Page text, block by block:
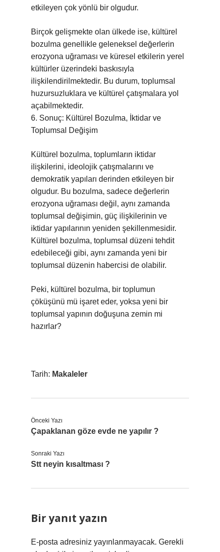
etkileyen çok yönlü bir olgudur.
Birçok gelişmekte olan ülkede ise, kültürel
bozulma genellikle geleneksel değerlerin
erozyona uğraması ve küresel etkilerin yerel
kültürler üzerindeki baskısıyla
ilişkilendirilmektedir. Bu durum, toplumsal
huzursuzluklara ve kültürel çatışmalara yol
açabilmektedir.
6. Sonuç: Kültürel Bozulma, İktidar ve
Toplumsal Değişim
Kültürel bozulma, toplumların iktidar
ilişkilerini, ideolojik çatışmalarını ve
demokratik yapıları derinden etkileyen bir
olgudur. Bu bozulma, sadece değerlerin
erozyona uğraması değil, aynı zamanda
toplumsal değişimin, güç ilişkilerinin ve
iktidar yapılarının yeniden şekillenmesidir.
Kültürel bozulma, toplumsal düzeni tehdit
edebileceği gibi, aynı zamanda yeni bir
toplumsal düzenin habercisi de olabilir.
Peki, kültürel bozulma, bir toplumun
çöküşünü mü işaret eder, yoksa yeni bir
toplumsal yapının doğuşuna zemin mi
hazırlar?
Tarih: Makaleler
Önceki Yazı
Çapaklanan göze evde ne yapılır ?
Sonraki Yazı
Stt neyin kısaltması ?
Bir yanıt yazın
E-posta adresiniz yayınlanmayacak. Gerekli